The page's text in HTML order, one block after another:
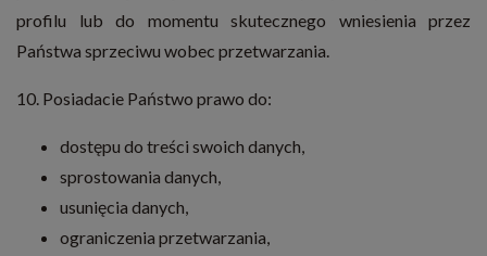
profilu lub do momentu skutecznego wniesienia przez
Państwa sprzeciwu wobec przetwarzania.
10. Posiadacie Państwo prawo do:
dostępu do treści swoich danych,
sprostowania danych,
usunięcia danych,
ograniczenia przetwarzania,